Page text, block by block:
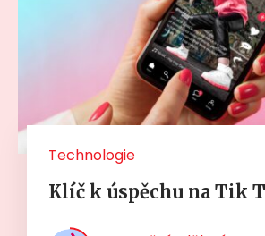
Technologie
Klíč k úspěchu na Tik